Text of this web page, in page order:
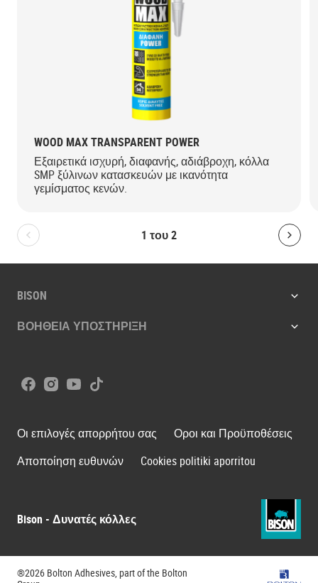
1 του2
Bolton.General.PreviousSlide
WOOD MAX TRANSPARENT POWER
Εξαιρετικά ισχυρή, διαφανής, αδιάβροχη, κόλλα
SMP ξύλινων κατασκευών με ικανότητα
γεμίσματος κενών.
BISON
ΒΟΗΘΕΙΑ ΥΠΟΣΤΗΡΙΞΗ
Bison - Δυνατές κόλλες
Facebook
Instagram
YoutubeTiktok
Οι επιλογές απορρήτου σας
Οροι και Προϋποθέσεις
Αποποίηση ευθυνών
Cookies politiki aporritou
®2026 Bolton Adhesives, part of the Bolton
Bolton